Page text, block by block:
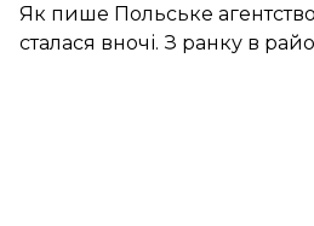
Як пише Польське
сталася вночі. З ранку в